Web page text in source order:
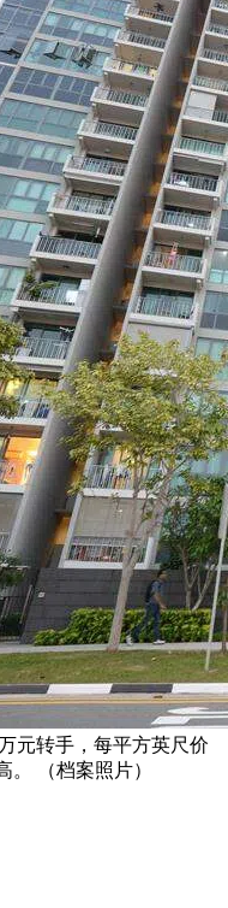
元转手，每平方英尺价
。 （档案照片）